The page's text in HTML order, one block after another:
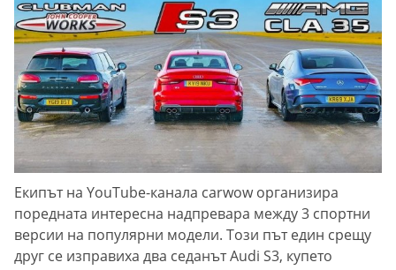
Екипът на YouTube-канала carwow организира
поредната интересна надпревара между 3 спортни
версии на популярни модели. Този път един срещу
друг се изправиха два седанът Audi S3, купето